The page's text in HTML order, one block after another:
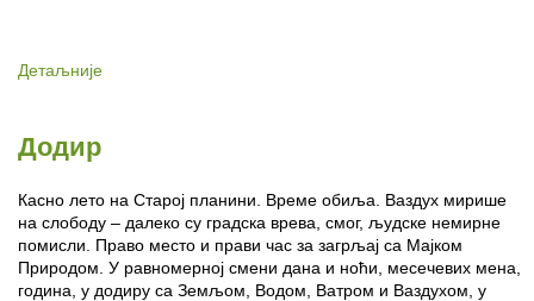
Детаљније
Додир
Касно лето на Старој планини. Време обиља. Ваздух мирише
на слободу – далеко су градска врева, смог, људске немирне
помисли. Право место и прави час за загрљај са Мајком
Природом. У равномерној смени дана и ноћи, месечевих мена,
година, у додиру са Земљом, Водом, Ватром и Ваздухом, у